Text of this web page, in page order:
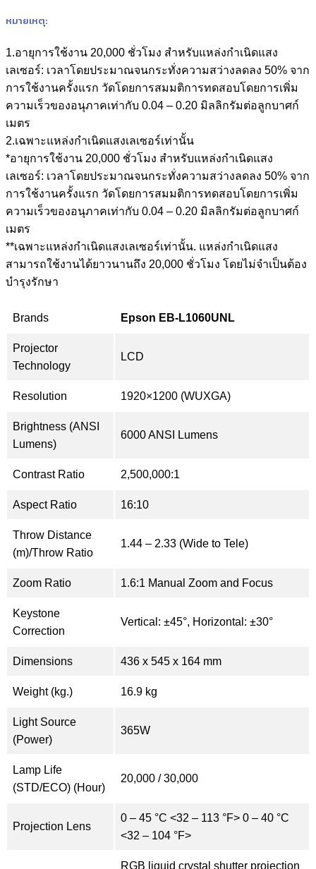
หมายเหตุ:
1.อายุการใช้งาน 20,000 ชั่วโมง สำหรับแหล่งกำเนิดแสง
เลเซอร์: เวลาโดยประมาณจนกระทั่งความสว่างลดลง 50% จาก
การใช้งานครั้งแรก วัดโดยการสมมติการทดสอบโดยการเพิ่ม
ความเร็วของอนุภาคเท่ากับ 0.04 – 0.20 มิลลิกรัมต่อลูกบาศก์
เมตร
2.เฉพาะแหล่งกำเนิดแสงเลเซอร์เท่านั้น
*อายุการใช้งาน 20,000 ชั่วโมง สำหรับแหล่งกำเนิดแสง
เลเซอร์: เวลาโดยประมาณจนกระทั่งความสว่างลดลง 50% จาก
การใช้งานครั้งแรก วัดโดยการสมมติการทดสอบโดยการเพิ่ม
ความเร็วของอนุภาคเท่ากับ 0.04 – 0.20 มิลลิกรัมต่อลูกบาศก์
เมตร
**เฉพาะแหล่งกำเนิดแสงเลเซอร์เท่านั้น. แหล่งกำเนิดแสง
สามารถใช้งานได้ยาวนานถึง 20,000 ชั่วโมง โดยไม่จำเป็นต้อง
บำรุงรักษา
Brands Epson EB-L1060UNL
Projector
Technology
LCD
Resolution 1920×1200 (WUXGA)
Brightness (ANSI
Lumens)
6000 ANSI Lumens
Contrast Ratio 2,500,000:1
Aspect Ratio 16:10
Throw Distance
(m)/Throw Ratio
1.44 – 2.33 (Wide to Tele)
Zoom Ratio 1.6:1 Manual Zoom and Focus
Keystone
Correction
Vertical: ±45°, Horizontal: ±30°
Dimensions 436 x 545 x 164 mm
Weight (kg.) 16.9 kg
Light Source
(Power)
365W
Lamp Life
(STD/ECO) (Hour)
20,000 / 30,000
Projection Lens
0 – 45 °C <32 – 113 °F> 0 – 40 °C
<32 – 104 °F>
RGB liquid crystal shutter projection